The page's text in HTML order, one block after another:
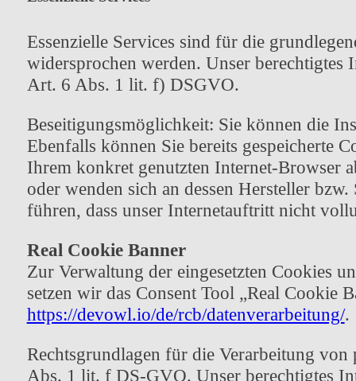
Essenzielle Services sind für die
widersprochen werden. Unser berechtigtes
Art. 6 Abs. 1 lit. f) DSGVO.
Beseitigungsmöglichkeit: Sie können die
Ebenfalls können Sie bereits gespeicherte
Ihrem konkret genutzten Internet-Browser
oder wenden sich an dessen Hersteller
führen, dass unser Internetauftritt nicht
Real Cookie Banner
Zur Verwaltung der eingesetzten Cookies
setzen wir das Consent Tool „Real Cookie
https://devowl.io/de/rcb/datenverarbeitung/.
Rechtsgrundlagen für die Verarbeitung
Abs. 1 lit. f DS-GVO. Unser berechtigtes